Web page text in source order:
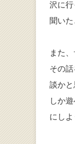
沢に
聞い
また
その
談か
しか
にし